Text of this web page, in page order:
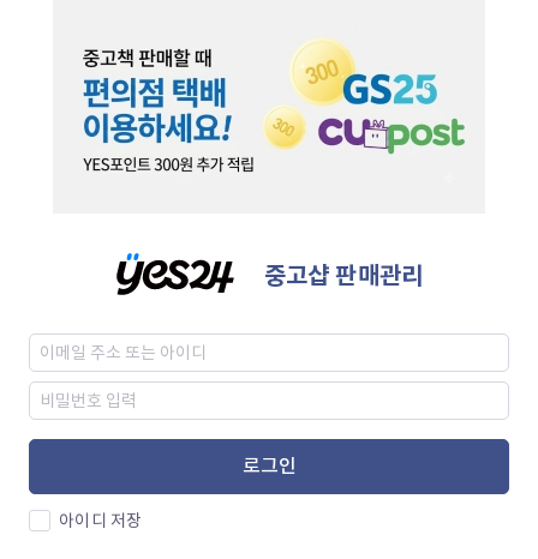
중고샵 판매관리
로그인
아이디 저장